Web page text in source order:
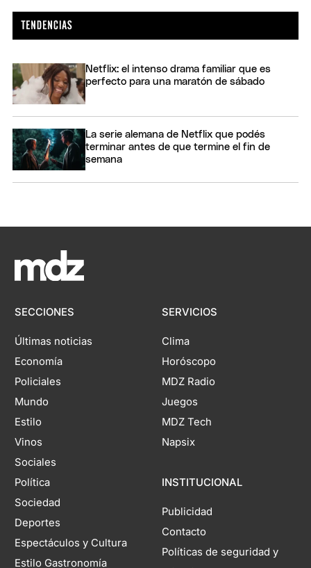
Netflix: el intenso drama familiar que es
perfecto para una maratón de sábado
La serie alemana de Netflix que podés
terminar antes de que termine el fin de
semana
SECCIONES
Últimas noticias
Economía
Policiales
Mundo
Estilo
Vinos
Sociales
Política
Sociedad
Deportes
Espectáculos y Cultura
Estilo Gastronomía
SERVICIOS
Clima
Horóscopo
MDZ Radio
Juegos
MDZ Tech
Napsix
INSTITUCIONAL
Publicidad
Contacto
Políticas de seguridad y